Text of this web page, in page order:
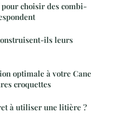
choisir des combi-
ils leurs
optimale à votre Cane
croquettes
à utiliser une litière ?